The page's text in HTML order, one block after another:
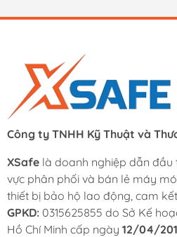
Công ty TNHH Kỹ Thuật và
XSafe là doanh nghiệp dẫn đầu
vực phân phối và bán lẻ máy
thiết bị bảo hộ lao động, cam
GPKD: 0315625855 do Sở Kế
Hồ Chí Minh cấp ngày 12/04/